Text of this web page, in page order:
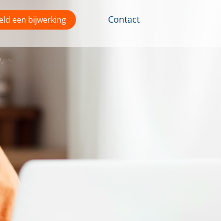
een bijwerking Contact